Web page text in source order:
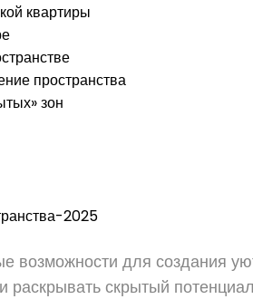
квартиры
пространства
зон
2025
возможности для создания
раскрывать скрытый